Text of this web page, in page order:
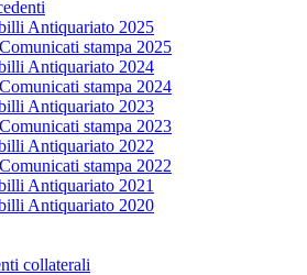
Antiquariato 2025
Comunicati stampa 2025
Antiquariato 2024
Comunicati stampa 2024
Antiquariato 2023
Comunicati stampa 2023
Antiquariato 2022
Comunicati stampa 2022
Antiquariato 2021
Antiquariato 2020
collaterali